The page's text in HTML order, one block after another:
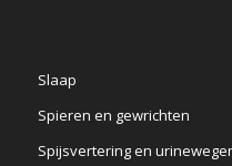
Slaap
Spieren en gewrichten
Spijsvertering en